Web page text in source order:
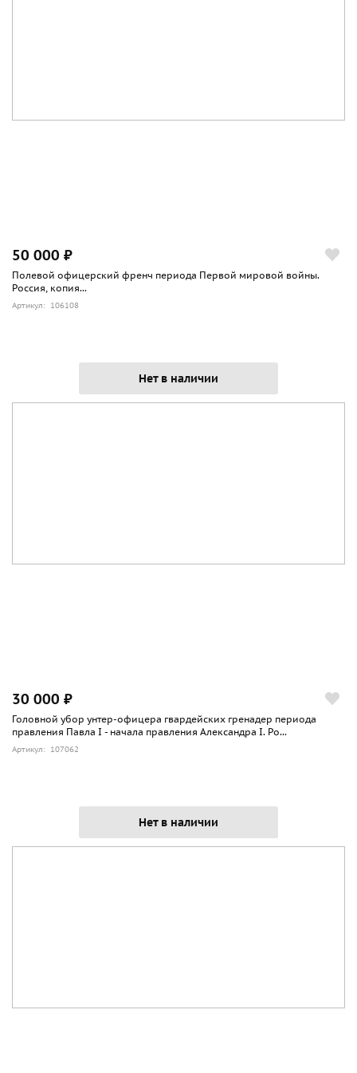
50 000 ₽
Полевой офицерский френч периода Первой мировой войны.
Россия, копия...
Артикул: 106108
Нет в наличии
30 000 ₽
Головной убор унтер-офицера гвардейских гренадер периода
правления Павла I - начала правления Александра I. Ро...
Артикул: 107062
Нет в наличии